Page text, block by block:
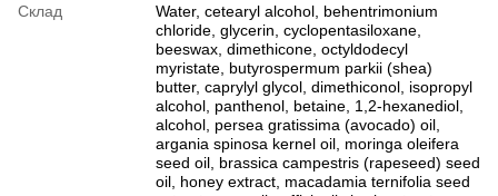
Склад
Water, cetearyl alcohol, behentrimonium
chloride, glycerin, cyclopentasiloxane,
beeswax, dimethicone, octyldodecyl
myristate, butyrospermum parkii (shea)
butter, caprylyl glycol, dimethiconol, isopropyl
alcohol, panthenol, betaine, 1,2-hexanediol,
alcohol, persea gratissima (avocado) oil,
argania spinosa kernel oil, moringa oleifera
seed oil, brassica campestris (rapeseed) seed
oil, honey extract, macadamia ternifolia seed